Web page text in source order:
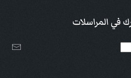
في المراسلات